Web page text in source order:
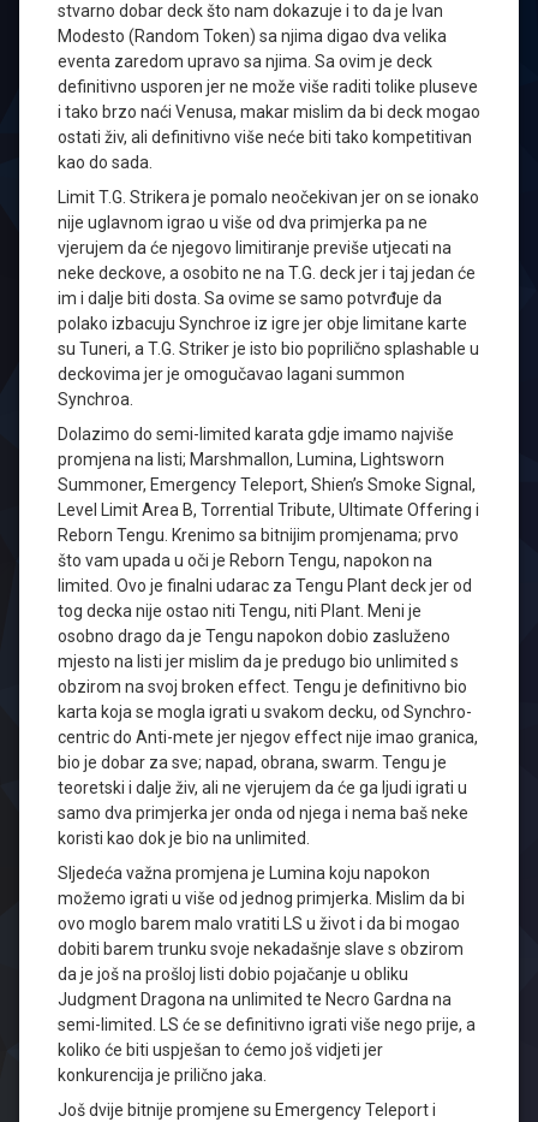
stvarno dobar deck što nam dokazuje i to da je Ivan
Modesto (Random Token) sa njima digao dva velika
eventa zaredom upravo sa njima. Sa ovim je deck
definitivno usporen jer ne može više raditi tolike pluseve
i tako brzo naći Venusa, makar mislim da bi deck mogao
ostati živ, ali definitivno više neće biti tako kompetitivan
kao do sada.
Limit T.G. Strikera je pomalo neočekivan jer on se ionako
nije uglavnom igrao u više od dva primjerka pa ne
vjerujem da će njegovo limitiranje previše utjecati na
neke deckove, a osobito ne na T.G. deck jer i taj jedan će
im i dalje biti dosta. Sa ovime se samo potvrđuje da
polako izbacuju Synchroe iz igre jer obje limitane karte
su Tuneri, a T.G. Striker je isto bio poprilično splashable u
deckovima jer je omogučavao lagani summon
Synchroa.
Dolazimo do semi-limited karata gdje imamo najviše
promjena na listi; Marshmallon, Lumina, Lightsworn
Summoner, Emergency Teleport, Shien’s Smoke Signal,
Level Limit Area B, Torrential Tribute, Ultimate Offering i
Reborn Tengu. Krenimo sa bitnijim promjenama; prvo
što vam upada u oči je Reborn Tengu, napokon na
limited. Ovo je finalni udarac za Tengu Plant deck jer od
tog decka nije ostao niti Tengu, niti Plant. Meni je
osobno drago da je Tengu napokon dobio zasluženo
mjesto na listi jer mislim da je predugo bio unlimited s
obzirom na svoj broken effect. Tengu je definitivno bio
karta koja se mogla igrati u svakom decku, od Synchro-
centric do Anti-mete jer njegov effect nije imao granica,
bio je dobar za sve; napad, obrana, swarm. Tengu je
teoretski i dalje živ, ali ne vjerujem da će ga ljudi igrati u
samo dva primjerka jer onda od njega i nema baš neke
koristi kao dok je bio na unlimited.
Sljedeća važna promjena je Lumina koju napokon
možemo igrati u više od jednog primjerka. Mislim da bi
ovo moglo barem malo vratiti LS u život i da bi mogao
dobiti barem trunku svoje nekadašnje slave s obzirom
da je još na prošloj listi dobio pojačanje u obliku
Judgment Dragona na unlimited te Necro Gardna na
semi-limited. LS će se definitivno igrati više nego prije, a
koliko će biti uspješan to ćemo još vidjeti jer
konkurencija je prilično jaka.
Još dvije bitnije promjene su Emergency Teleport i